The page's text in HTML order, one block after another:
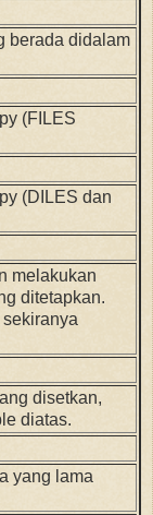
berada didalam
(FILES
(DILES dan
melakukan
ditetapkan.
disetkan,
diatas.
yang lama